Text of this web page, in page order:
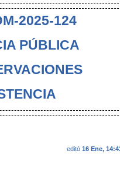
2025-124
PÚBLICA
editó 16 Ene,